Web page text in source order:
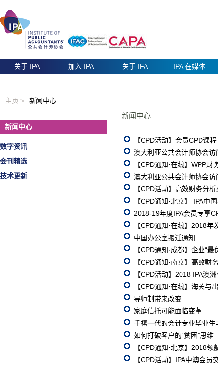
关于 IPA 加入 IPA 关于 IFA IPA 在媒体
主页 > 新闻中心
新闻中心
数字资讯
会刊精选
技术更新
新闻中心
【CPD活动】会员CPD课
澳大利亚公共会计师协会访
【CPD通知·在线】WPP
澳大利亚公共会计师协会访
【CPD活动】高效财务分
【CPD通知·北京】 IPA中
2018-19年度IPA会员专享
【CPD通知·在线】2018
中国办公室搬迁通知
【CPD通知·成都】企业“
【CPD通知·南京】高效
【CPD活动】2018 IPA澳
【CPD通知·在线】海关
导师制带来改变
家庭信托可能面临变革
千禧一代的会计专业毕业生
如何打破客户的“贫困”思维
【CPD通知·北京】2018
【CPD活动】IPA中澳会员